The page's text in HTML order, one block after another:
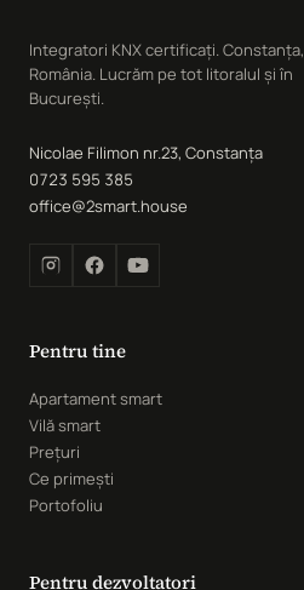
Integratori KNX certificați. Constanța,
România. Lucrăm pe tot litoralul și în
București.
Nicolae Filimon nr.23, Constanța
0723 595 385
office@2smart.house
Pentru tine
Apartament smart
Vilă smart
Prețuri
Ce primești
Portofoliu
Pentru dezvoltatori